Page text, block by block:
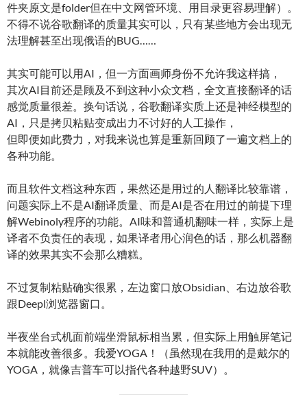
件夹原文是folder但在中文网管环境、用目录更容易理解）。
不得不说谷歌翻译的质量其实可以，只有某些地方会出现无
法理解甚至出现俄语的BUG……
其实可能可以用AI，但一方面画师身份不允许我这样搞，
其次AI目前还是顾及不到这种小众文档，全文直接翻译的话
感觉质量很差。换句话说，谷歌翻译实质上还是神经模型的
AI，只是拷贝粘贴变成出力不讨好的人工操作，
但即便如此费力，对我来说也算是重新回顾了一遍文档上的
各种功能。
而且软件文档这种东西，果然还是用过的人翻译比较靠谱，
问题实际上不是AI翻译质量、而是AI是否在用过的前提下理
解Webinoly程序的功能。AI味和普通机翻味一样，实际上是
译者不负责任的表现，如果译者用心润色的话，那么机器翻
译的效果其实不会那么糟糕。
不过复制粘贴确实很累，左边窗口放Obsidian、右边放谷歌
跟Deepl浏览器窗口。
半夜坐台式机面前端坐滑鼠标相当累，但实际上用触屏笔记
本就能改善很多。我爱YOGA！（虽然现在我用的是戴尔的
YOGA，就像吉普车可以指代各种越野SUV）。